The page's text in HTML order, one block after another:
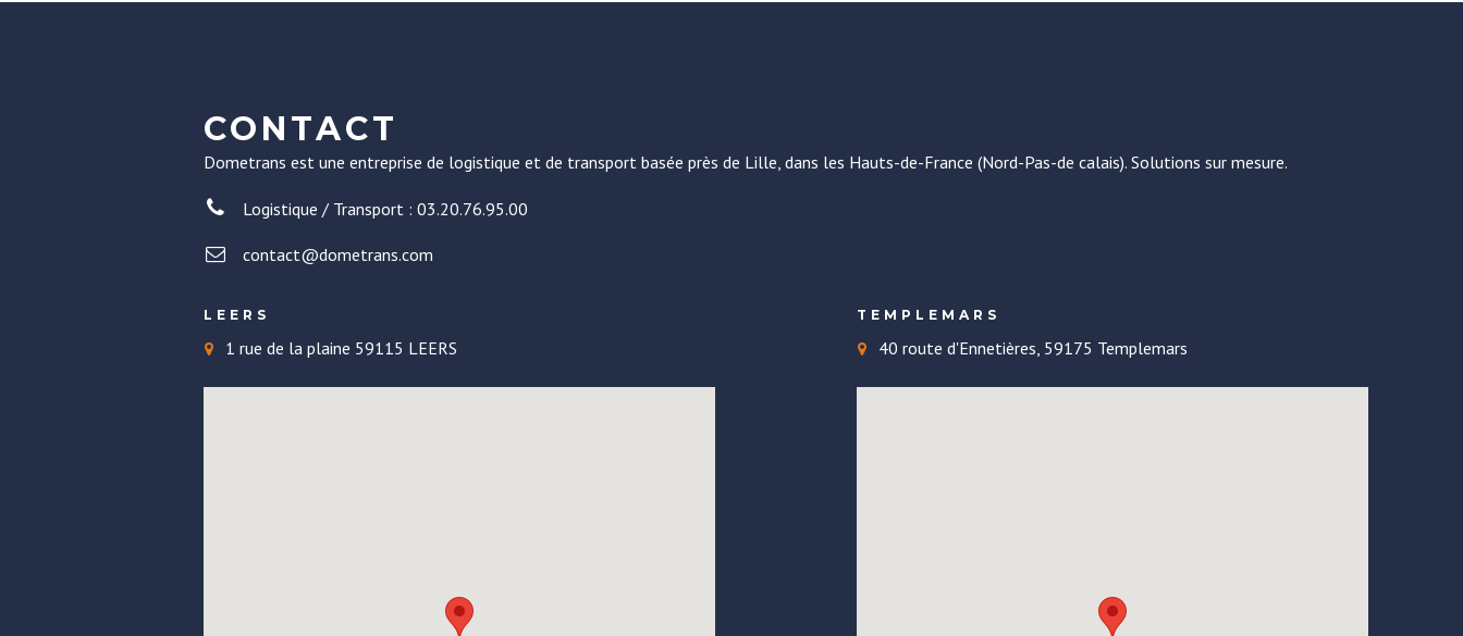
CONTACT
Dometrans est une entreprise de logistique et de transport basée près de Lille, dans les Hauts-de-France (Nord-Pas-de calais). Solutions sur mesure.
Logistique / Transport : 03.20.76.95.00
contact@dometrans.com
LEERS
1 rue de la plaine 59115 LEERS
TEMPLEMARS
40 route d'Ennetières, 59175 Templemars